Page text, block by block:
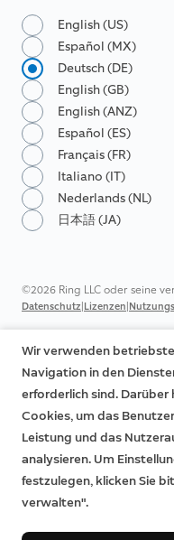
English (US)
Español (MX)
Deutsch (DE)
English (GB)
English (ANZ)
Español (ES)
Français (FR)
Italiano (IT)
Nederlands (NL)
日本語 (JA)
©2026 Ring LLC oder seine
Datenschutz|Lizenzen|
Wir verwenden
Navigation in den
erforderlich sind.
Cookies, um das
Leistung und das
analysieren. Um
festzulegen, klicken Sie
verwalten".